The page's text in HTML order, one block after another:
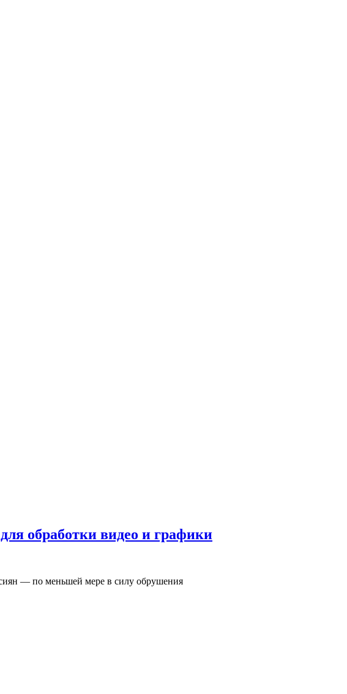
обработки видео и графики
— по меньшей мере в силу обрушения